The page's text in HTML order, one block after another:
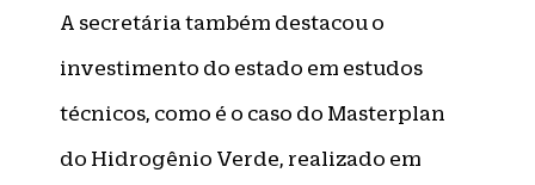
A secretária também destacou o
investimento do estado em estudos
técnicos, como é o caso do Masterplan
do Hidrogênio Verde, realizado em